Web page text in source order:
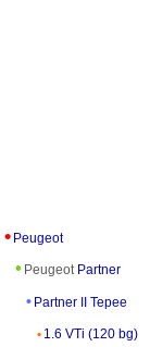
Peugeot
Peugeot Partner
Partner II Tepee
1.6 VTi (120 bg)